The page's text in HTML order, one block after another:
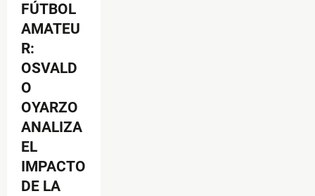
FÚTBOL
AMATEU
R:
OSVALD
O
OYARZO
ANALIZA
EL
IMPACTO
DE LA